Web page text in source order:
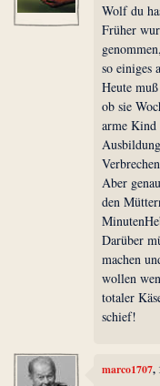
Wolf du
Früher
so einiges
Heute
ob sie
arme Kind
Aber
den
Darüber
machen
wollen
totaler
schief!
marco1707,